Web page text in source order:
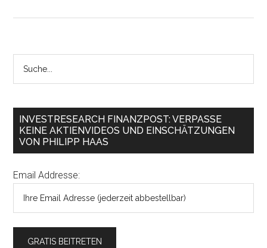
INVESTRESEARCH FINANZPOST: VERPASSE
KEINE AKTIENVIDEOS UND EINSCHÄTZUNGEN
VON PHILIPP HAAS
Email Addresse: